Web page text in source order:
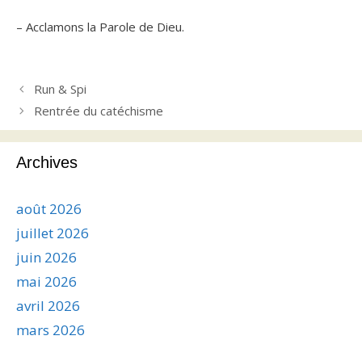
– Acclamons la Parole de Dieu.
Run & Spi
Rentrée du catéchisme
Archives
août 2026
juillet 2026
juin 2026
mai 2026
avril 2026
mars 2026